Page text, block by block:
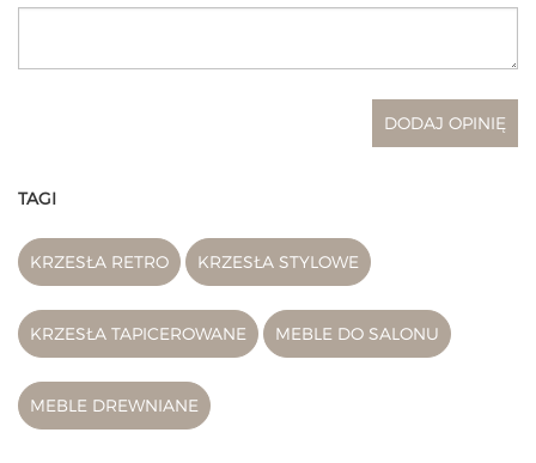
TAGI
KRZESŁA RETRO KRZESŁA STYLOWE
KRZESŁA TAPICEROWANE MEBLE DO SALONU
MEBLE DREWNIANE